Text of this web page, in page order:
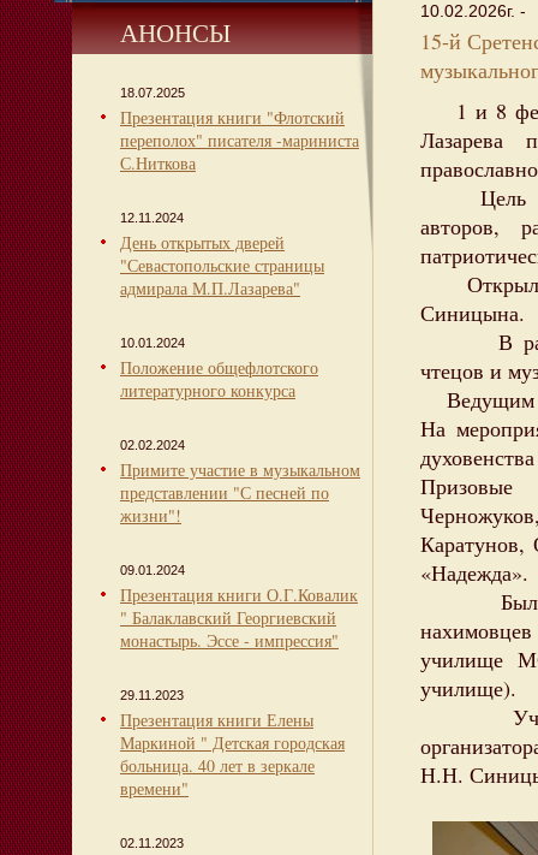
АНОНСЫ
18.07.2025
Презентация книги "Флотский
переполох" писателя -мариниста
С.Ниткова
12.11.2024
День открытых дверей
"Севастопольские страницы
адмирала М.П.Лазарева"
10.01.2024
Положение общефлотского
литературного конкурса
02.02.2024
Примите участие в музыкальном
представлении "С песней по
жизни"!
09.01.2024
Презентация книги О.Г.Ковалик
" Балаклавский Георгиевский
монастырь. Эссе - импрессия"
29.11.2023
Презентация книги Елены
Маркиной " Детская городская
больница. 40 лет в зеркале
времени"
02.11.2023
10.02.2026г. -
15-й
1 и 8
Лазарева
Цель
авторов,
Открыла
Синицына.
В
чтецов и
Ведущим
На
Призовые
Каратунов,
«Надежда».
Было
училище
училище).
Н.Н.